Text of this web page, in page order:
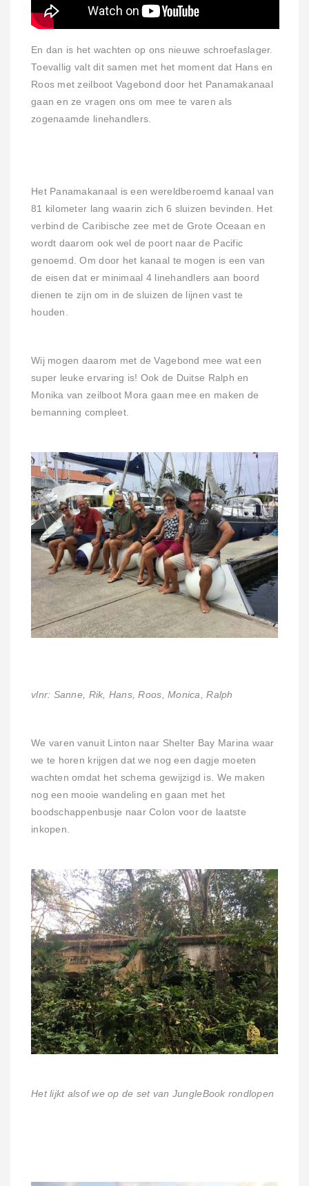
En dan is het wachten op ons nieuwe schroefaslager.
Toevallig valt dit samen met het moment dat Hans en
Roos met zeilboot Vagebond door het Panamakanaal
gaan en ze vragen ons om mee te varen als
zogenaamde linehandlers.
Het Panamakanaal is een wereldberoemd kanaal van
81 kilometer lang waarin zich 6 sluizen bevinden. Het
verbind de Caribische zee met de Grote Oceaan en
wordt daarom ook wel de poort naar de Pacific
genoemd. Om door het kanaal te mogen is een van
de eisen dat er minimaal 4 linehandlers aan boord
dienen te zijn om in de sluizen de lijnen vast te
houden.
Wij mogen daarom met de Vagebond mee wat een
super leuke ervaring is! Ook de Duitse Ralph en
Monika van zeilboot Mora gaan mee en maken de
bemanning compleet.
vlnr: Sanne, Rik, Hans, Roos, Monica, Ralph
We varen vanuit Linton naar Shelter Bay Marina waar
we te horen krijgen dat we nog een dagje moeten
wachten omdat het schema gewijzigd is. We maken
nog een mooie wandeling en gaan met het
boodschappenbusje naar Colon voor de laatste
inkopen.
Het lijkt alsof we op de set van JungleBook rondlopen